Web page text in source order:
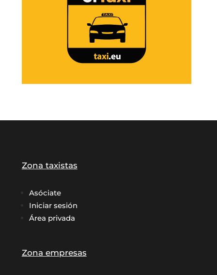
Zona taxistas
Asóciate
Iniciar sesión
Área privada
Zona empresas